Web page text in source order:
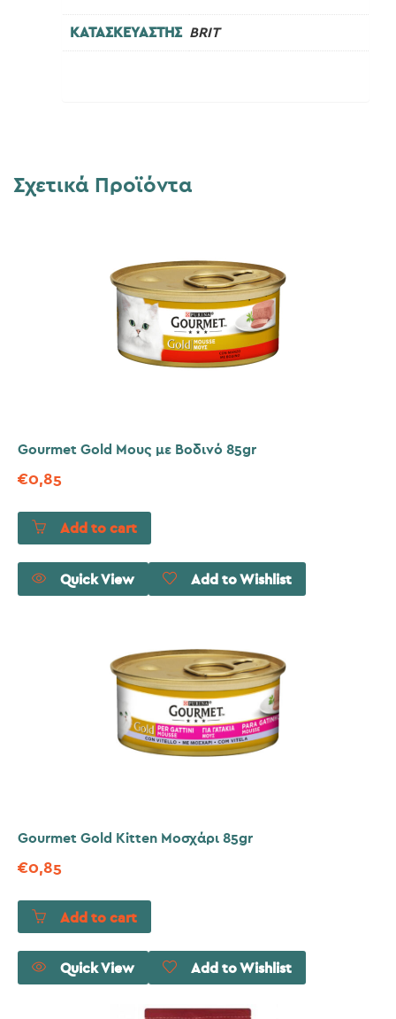
ΚΑΤΑΣΚΕΥΑΣΤΗΣ BRIT
Σχετικά Προϊόντα
Gourmet Gold Μους με Βοδινό 85gr
€0,85
Add to cart
Quick View Add to Wishlist
Gourmet Gold Kitten Μοσχάρι 85gr
€0,85
Add to cart
Quick View Add to Wishlist